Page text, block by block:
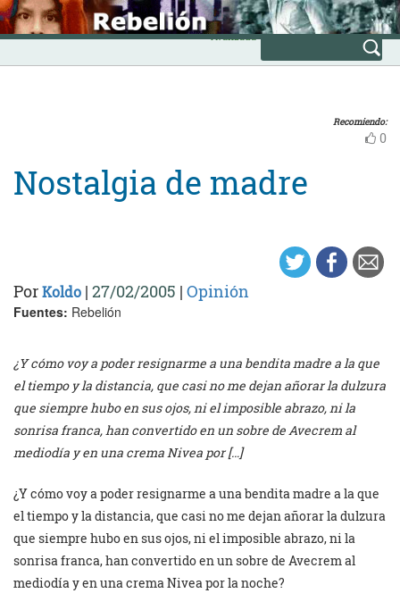
Skip
to
content
INICIO
Avanzada
Recomiendo:
0
Nostalgia de madre
PorKoldo | 27/02/2005 | Opinión
Fuentes: Rebelión
¿Y cómo voy a poder resignarme a una bendita madre a la que
el tiempo y la distancia, que casi no me dejan añorar la dulzura
que siempre hubo en sus ojos, ni el imposible abrazo, ni la
sonrisa franca, han convertido en un sobre de Avecrem al
mediodía y en una crema Nivea por […]
¿Y cómo voy a poder resignarme a una bendita madre a la que
el tiempo y la distancia, que casi no me dejan añorar la dulzura
que siempre hubo en sus ojos, ni el imposible abrazo, ni la
sonrisa franca, han convertido en un sobre de Avecrem al
mediodía y en una crema Nivea por la noche?